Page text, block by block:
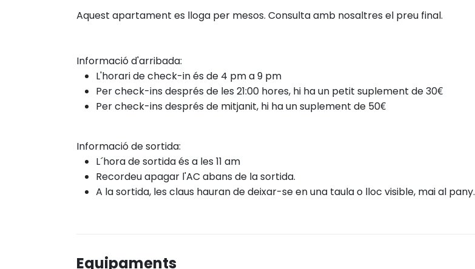
Aquest apartament es lloga per mesos. Consulta amb nosaltres el preu final.
Informació d'arribada:
L'horari de check-in és de 4 pm a 9 pm
Per check-ins després de les 21:00 hores, hi ha un petit suplement de 30€
Per check-ins després de mitjanit, hi ha un suplement de 50€
Informació de sortida:
L´hora de sortida és a les 11 am
Recordeu apagar l'AC abans de la sortida.
A la sortida, les claus hauran de deixar-se en una taula o lloc visible, mai al pany.
Equipaments